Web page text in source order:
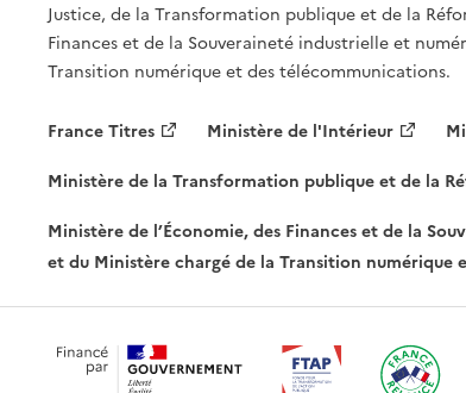
Justice, de la Transformation publique et de la
Finances et de la Souveraineté industrielle et
Transition numérique et des télécommunications.
France Titres Ministère de l'Intérieur
Ministère de la Transformation publique et de la
Ministère de l’Économie, des Finances et de la
et du Ministère chargé de la Transition numérique